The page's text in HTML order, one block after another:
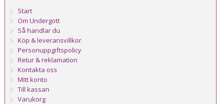
Start
Om Undergott
Så handlar du
Köp & leveransvillkor
Personuppgiftspolicy
Retur & reklamation
Kontakta oss
Mitt konto
Till kassan
Varukorg